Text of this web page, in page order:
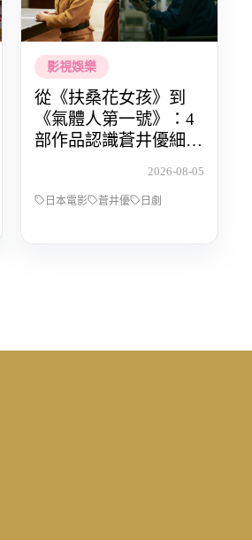
影視娛樂
從《扶桑花女孩》到
《氣體人第一號》：4
部作品認識蒼井優細膩
2026-08-05
日本電影 蒼井優 日劇